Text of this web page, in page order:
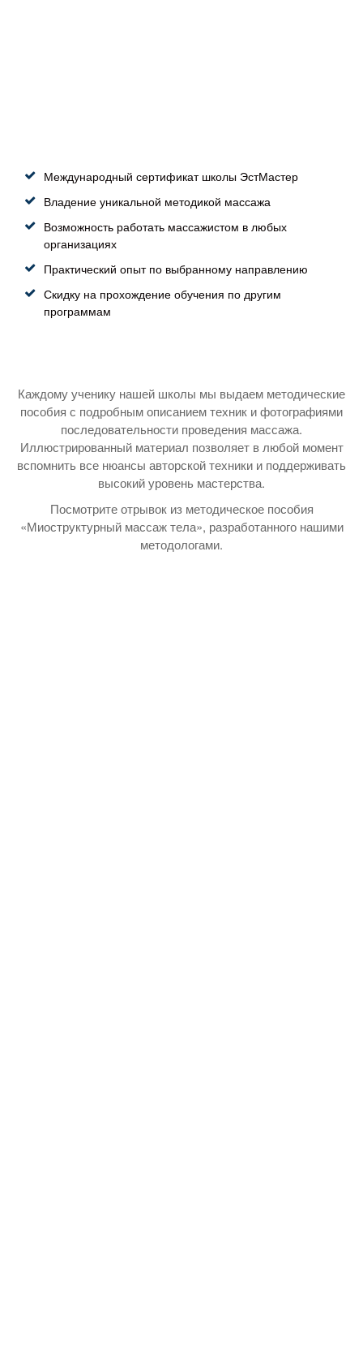
Международный сертификат школы ЭстМастер
Владение уникальной методикой массажа
Возможность работать массажистом в любых
организациях
Практический опыт по выбранному направлению
Скидку на прохождение обучения по другим
программам
Каждому ученику нашей школы мы выдаем методические
пособия с подробным описанием техник и фотографиями
последовательности проведения массажа.
Иллюстрированный материал позволяет в любой момент
вспомнить все нюансы авторской техники и поддерживать
высокий уровень мастерства.
Посмотрите отрывок из методическое пособия
«Миоструктурный массаж тела», разработанного нашими
методологами.